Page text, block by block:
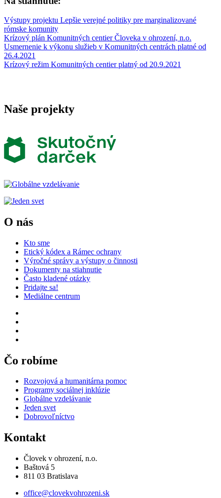
Výstupy projektu Lepšie verejné politiky pre marginalizované
rómske komunity
Krízový plán Komunitných centier Človeka v ohrození, n.o.
Usmernenie k výkonu služieb v Komunitných centrách platné od
26.4.2021
Krízový režim Komunitných centier platný od 20.9.2021
Naše projekty
O nás
Kto sme
Etický kódex a Rámec ochrany
Výročné správy a výstupy o činnosti
Dokumenty na stiahnutie
Často kladené otázky
Pridajte sa!
Mediálne centrum
Čo robíme
Rozvojová a humanitárna pomoc
Programy sociálnej inklúzie
Globálne vzdelávanie
Jeden svet
Dobrovoľníctvo
Kontakt
Človek v ohrození, n.o.
Baštová 5
811 03 Bratislava
office@clovekvohrozeni.sk